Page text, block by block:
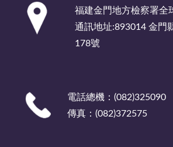
福建金門地方檢察署
通訊地址:893014 金門
178號
電話總機：(082)325090
傳真：(082)372575